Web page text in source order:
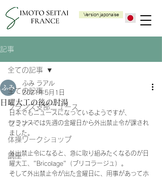
Version japonaise
記事
全ての記事
フランス支部ニュース
セミナー
体操ワークショップ
講座
全ての記事
日曜大工の後の肘湯
ふみ ラアル
2021年5月1日
日本でもニュースになっているようですが、
フランスでは先週の金曜日から外出禁止令が課され
ました。
外出禁止令になると、急に取り組みたくなるのが日
曜大工、"Bricolage"（ブリコラージュ）。
そして外出禁止令が出た金曜日に、用事があってホ